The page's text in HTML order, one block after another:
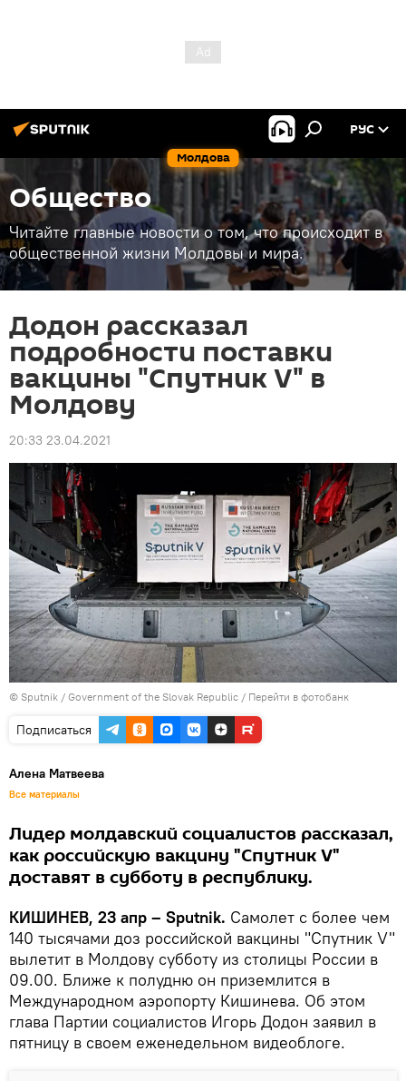
Молдова
РУС
Общество
Читайте главные новости о том, что происходит в
общественной жизни Молдовы и мира.
Додон рассказал
подробности поставки
вакцины "Спутник V" в
Молдову
20:33 23.04.2021
© Sputnik / Government of the Slovak Republic / Перейти в фотобанк
Подписаться
Алена Матвеева
Все материалы
Лидер молдавский социалистов рассказал,
как российскую вакцину "Спутник V"
доставят в субботу в республику.
КИШИНЕВ, 23 апр – Sputnik. Самолет с более чем
140 тысячами доз российской вакцины "Спутник V"
вылетит в Молдову субботу из столицы России в
09.00. Ближе к полудню он приземлится в
Международном аэропорту Кишинева. Об этом
глава Партии социалистов Игорь Додон заявил в
пятницу в своем еженедельном видеоблоге.